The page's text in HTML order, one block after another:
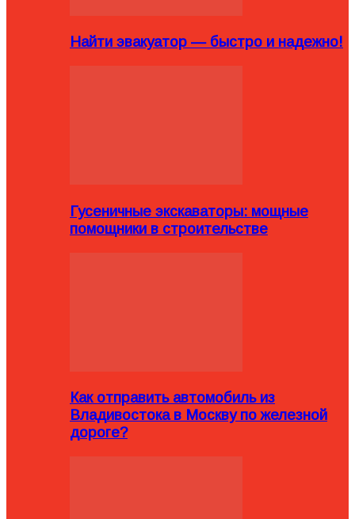
Найти эвакуатор — быстро и надежно!
Гусеничные экскаваторы: мощные
помощники в строительстве
Как отправить автомобиль из
Владивостока в Москву по железной
дороге?